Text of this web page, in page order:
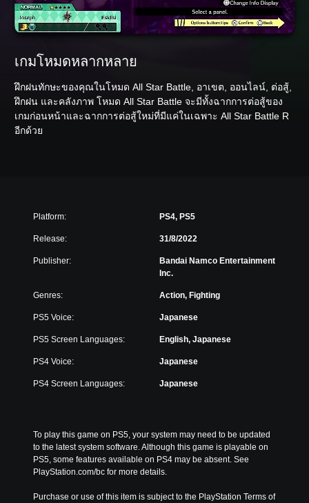
เกมโหมดหลากหลาย
ฝึกฝนทักษะของคุณในโหมด All Star Battle, อาเขต, ออนไลน์, ต่อสู้,
ฝึกฝน และคลังภาพ โหมด All Star Battle จะมีทั้งฉากการต่อสู้ของ
เกมก่อนหน้าและฉากการต่อสู้ใหม่ที่มีแค่ในเฉพาะ All Star Battle R
อีกด้วย
Platform: PS4, PS5
Release: 31/8/2022
Publisher:
Bandai Namco Entertainment
Inc.
Genres: Action, Fighting
PS5 Voice: Japanese
PS5 Screen Languages: English, Japanese
PS4 Voice: Japanese
PS4 Screen Languages: Japanese
To play this game on PS5, your system may need to be updated
to the latest system software. Although this game is playable on
PS5, some features available on PS4 may be absent. See
PlayStation.com/bc for more details.
Purchase or use of this item is subject to the PlayStation Terms of